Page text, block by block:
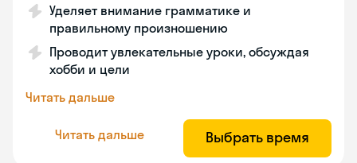
Уделяет внимание грамматике и
правильному произношению
Проводит увлекательные уроки, обсуждая
хобби и цели
Читать дальше
Читать дальше Выбрать время